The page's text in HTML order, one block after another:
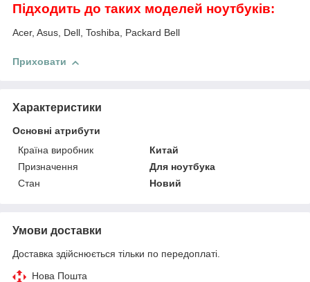
Підходить до таких моделей ноутбуків:
Acer, Asus, Dell, Toshiba, Packard Bell
Приховати
Характеристики
Основні атрибути
Країна виробник
Китай
Призначення
Для ноутбука
Стан
Новий
Умови доставки
Доставка здійснюється тільки по передоплаті.
Нова Пошта